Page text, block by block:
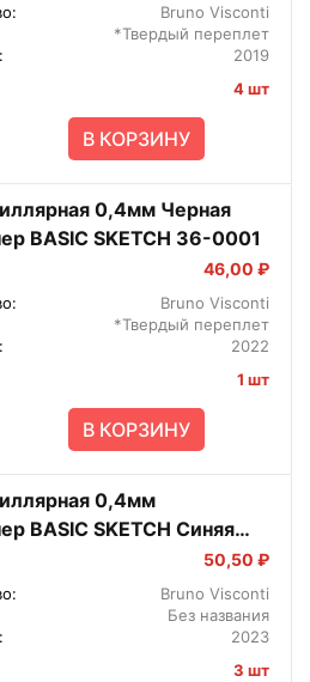
Bruno Visconti
*Твердый переплет
2019
4 шт
В КОРЗИНУ
0,4мм Черная
BASIC SKETCH 36-0001
46,00 ₽
Bruno Visconti
*Твердый переплет
2022
1 шт
В КОРЗИНУ
0,4мм
BASIC SKETCH Синяя
50,50 ₽
Bruno Visconti
Без названия
2023
3 шт